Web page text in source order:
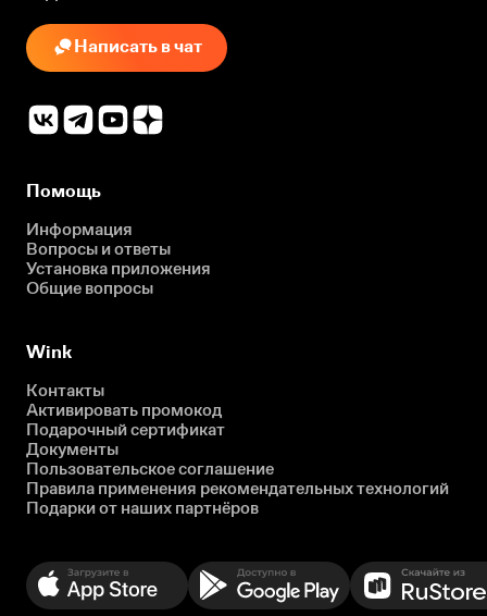
Написать в чат
Помощь
Информация
Вопросы и ответы
Установка приложения
Общие вопросы
Wink
Контакты
Активировать промокод
Подарочный сертификат
Документы
Пользовательское соглашение
Правила применения рекомендательных технологий
Подарки от наших партнёров